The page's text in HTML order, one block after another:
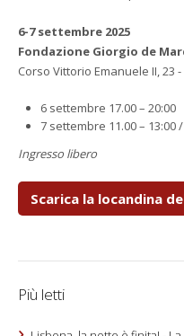
6-7 settembre 2025
Fondazione Giorgio de
Corso Vittorio Emanuele II, 23 -
6 settembre 17.00 – 20:00
7 settembre 11.00 – 13:00
Ingresso libero
Scarica la locandina
Più letti